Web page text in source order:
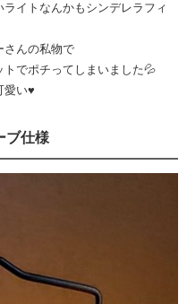
イトなんかもシンデレラフィ
さんの私物で
でポチってしまいました💦
愛い♥️
ブ仕様